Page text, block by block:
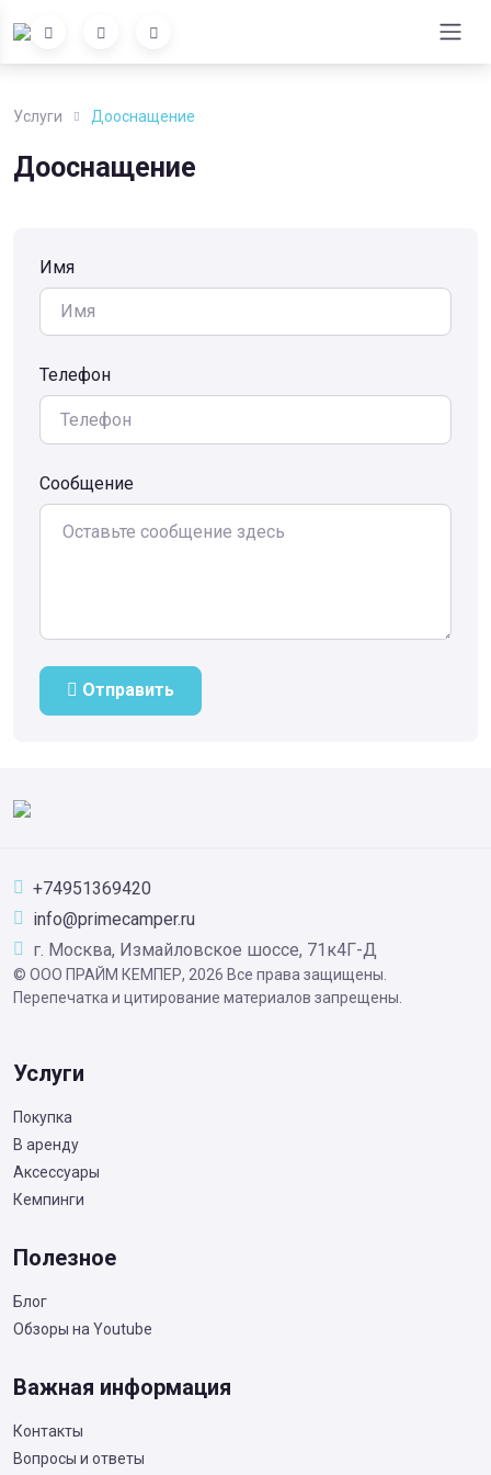
Услуги Дооснащение
Дооснащение
Имя
Телефон
Сообщение
Отправить
+74951369420
info@primecamper.ru
г. Москва, Измайловское шоссе, 71к4Г-Д
© ООО ПРАЙМ КЕМПЕР, 2026 Все права защищены.
Перепечатка и цитирование материалов запрещены.
Услуги
Покупка
В аренду
Аксессуары
Кемпинги
Полезное
Блог
Обзоры на Youtube
Важная информация
Контакты
Вопросы и ответы